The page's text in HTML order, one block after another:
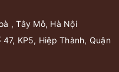
, Tây Mỗ, Hà Nội
KP5, Hiệp Thành, Quận